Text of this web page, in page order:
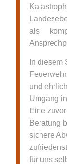
als
In diesem
und
Umgang
Eine
Beratung
sichere
für uns